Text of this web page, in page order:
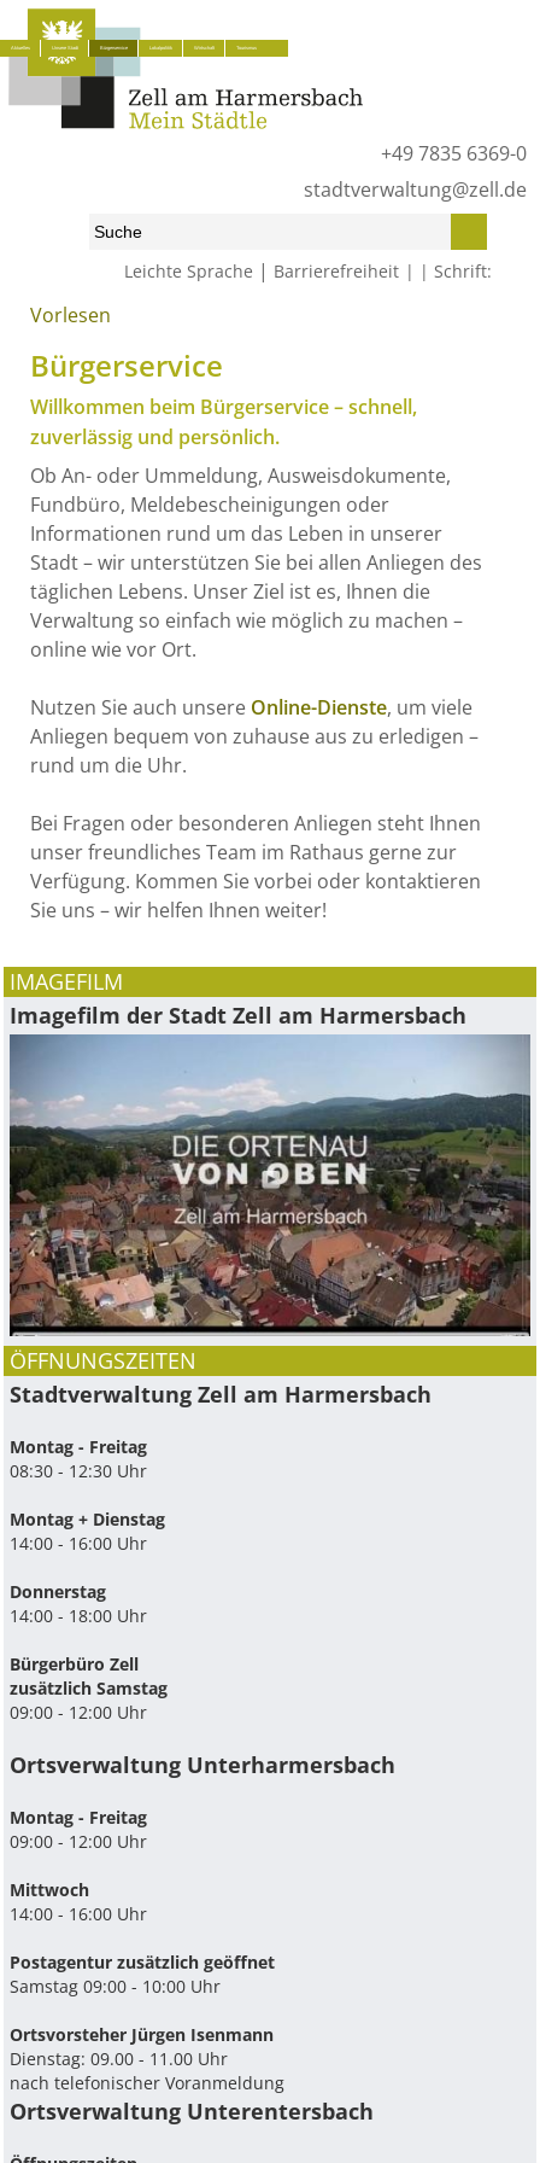
+49 7835 6369-0
stadtverwaltung@zell.de
Leichte Sprache | Barrierefreiheit Schrift:
Aktuelles Unsere Stadt Bürgerservice Lokalpolitik Wirtschaft Tourismus
Start» Bürgerservice
Vorlesen
Bürgerservice
Willkommen beim Bürgerservice – schnell,
zuverlässig und persönlich.
Ob An- oder Ummeldung, Ausweisdokumente,
Fundbüro, Meldebescheinigungen oder
Informationen rund um das Leben in unserer
Stadt – wir unterstützen Sie bei allen Anliegen des
täglichen Lebens. Unser Ziel ist es, Ihnen die
Verwaltung so einfach wie möglich zu machen –
online wie vor Ort.
Nutzen Sie auch unsere Online-Dienste, um viele
Anliegen bequem von zuhause aus zu erledigen –
rund um die Uhr.
Bei Fragen oder besonderen Anliegen steht Ihnen
unser freundliches Team im Rathaus gerne zur
Verfügung. Kommen Sie vorbei oder kontaktieren
Sie uns – wir helfen Ihnen weiter!
IMAGEFILM
Imagefilm der Stadt Zell am Harmersbach
ÖFFNUNGSZEITEN
Stadtverwaltung Zell am Harmersbach
Montag - Freitag
08:30 - 12:30 Uhr
Montag + Dienstag
14:00 - 16:00 Uhr
Donnerstag
14:00 - 18:00 Uhr
Bürgerbüro Zell
zusätzlich Samstag
09:00 - 12:00 Uhr
Ortsverwaltung Unterharmersbach
Montag - Freitag
09:00 - 12:00 Uhr
Mittwoch
14:00 - 16:00 Uhr
Postagentur zusätzlich geöffnet
Samstag 09:00 - 10:00 Uhr
Ortsvorsteher Jürgen Isenmann
Dienstag: 09.00 - 11.00 Uhr
nach telefonischer Voranmeldung
Ortsverwaltung Unterentersbach